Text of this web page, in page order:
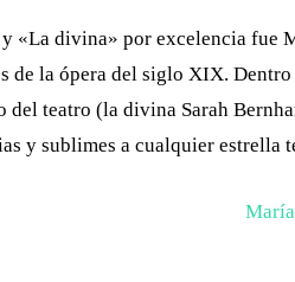
«La divina» por excelencia fue
de la ópera del siglo XIX.
del teatro (la divina Sarah
y sublimes a cualquier estrella